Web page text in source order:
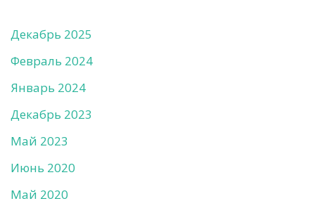
Декабрь 2025
Февраль 2024
Январь 2024
Декабрь 2023
Май 2023
Июнь 2020
Май 2020